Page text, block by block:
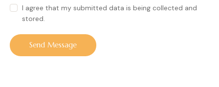
I agree that my submitted data is being collected and
stored.
Send Message